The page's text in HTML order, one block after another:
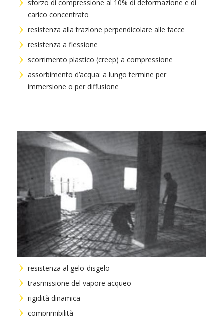
sforzo di compressione al 10% di deformazione e di
carico concentrato
resistenza alla trazione perpendicolare alle facce
resistenza a flessione
scorrimento plastico (creep) a compressione
assorbimento d’acqua: a lungo termine per
immersione o per diffusione
resistenza al gelo-disgelo
trasmissione del vapore acqueo
rigidità dinamica
comprimibilità